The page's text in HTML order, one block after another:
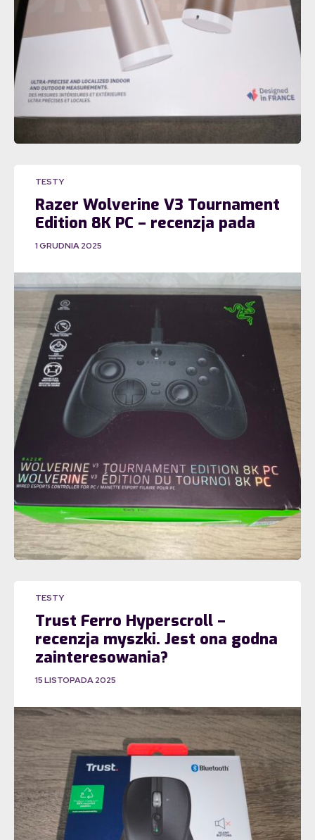
TESTY
Razer Wolverine V3 Tournament
Edition 8K PC – recenzja pada
1 GRUDNIA 2025
TESTY
Trust Ferro Hyperscroll –
recenzja myszki. Jest ona godna
zainteresowania?
15 LISTOPADA 2025